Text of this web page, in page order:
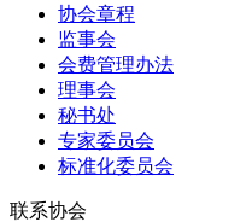
协会章程
监事会
会费管理办法
理事会
秘书处
专家委员会
标准化委员会
联系协会